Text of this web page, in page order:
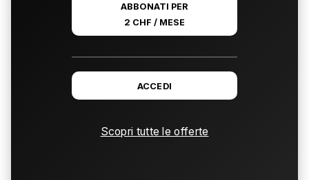
ABBONATI PER
2 CHF / MESE
ACCEDI
Scopri tutte le offerte